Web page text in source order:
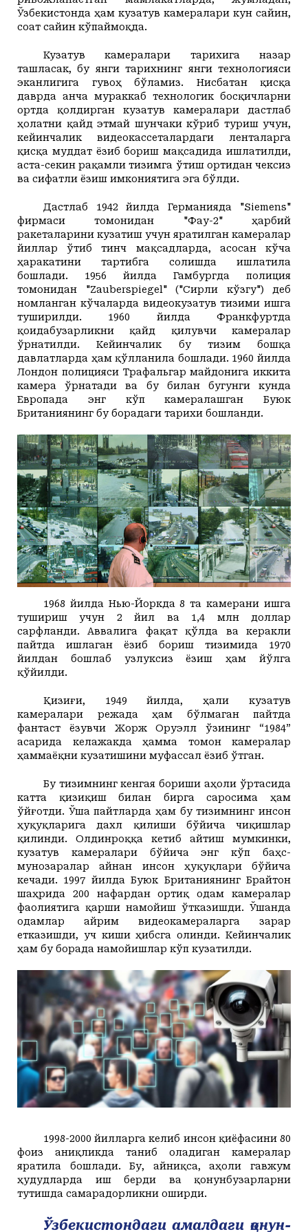
Ўзбекистонда ҳам кузатув камералари кун сайин,
соат сайин кўпаймоқда.
Кузатув камералари тарихига назар
ташласак, бу янги тарихнинг янги технологияси
эканлигига гувоҳ бўламиз. Нисбатан қисқа
даврда анча мураккаб технологик босқичларни
ортда қолдирган кузатув камералари дастлаб
ҳолатни қайд этмай шунчаки кўриб туриш учун,
кейинчалик видеокассеталардаги ленталарга
қисқа муддат ёзиб бориш мақсадида ишлатилди,
аста-секин рақамли тизимга ўтиш ортидан чексиз
ва сифатли ёзиш имкониятига эга бўлди.
Дастлаб 1942 йилда Германияда "Siemens"
фирмаси томонидан "Фау-2" ҳарбий
ракеталарини кузатиш учун яратилган камералар
йиллар ўтиб тинч мақсадларда, асосан кўча
ҳаракатини тартибга солишда ишлатила
бошлади. 1956 йилда Гамбургда полиция
томонидан "Zauberspiegel" ("Сирли кўзгу") деб
номланган кўчаларда видеокузатув тизими ишга
туширилди. 1960 йилда Франкфуртда
қоидабузарликни қайд қилувчи камералар
ўрнатилди. Кейинчалик бу тизим бошқа
давлатларда ҳам қўлланила бошлади. 1960 йилда
Лондон полицияси Трафальгар майдонига иккита
камера ўрнатади ва бу билан бугунги кунда
Европада энг кўп камералашган Буюк
Британиянинг бу борадаги тарихи бошланди.
1968 йилда Нью-Йоркда 8 та камерани ишга
тушириш учун 2 йил ва 1,4 млн доллар
сарфланди. Аввалига фақат қўлда ва керакли
пайтда ишлаган ёзиб бориш тизимида 1970
йилдан бошлаб узлуксиз ёзиш ҳам йўлга
қўйилди.
Қизиғи, 1949 йилда, ҳали кузатув
камералари режада ҳам бўлмаган пайтда
фантаст ёзувчи Жорж Оруэлл ўзининг “1984”
асарида келажакда ҳамма томон камералар
ҳаммаёқни кузатишини муфассал ёзиб ўтган.
Бу тизимнинг кенгая бориши аҳоли ўртасида
катта қизиқиш билан бирга саросима ҳам
ўйғотди. Ўша пайтларда ҳам бу тизимнинг инсон
ҳуқуқларига дахл қилиши бўйича чиқишлар
қилинди. Олдинроққа кетиб айтиш мумкинки,
кузатув камералари бўйича энг кўп баҳс-
мунозаралар айнан инсон ҳуқуқлари бўйича
кечади. 1997 йилда Буюк Британиянинг Брайтон
шаҳрида 200 нафардан ортиқ одам камералар
фаолиятига қарши намойиш ўтказишди. Ўшанда
одамлар айрим видеокамераларга зарар
етказишди, уч киши ҳибсга олинди. Кейинчалик
ҳам бу борада намойишлар кўп кузатилди.
1998-2000 йилларга келиб инсон қиёфасини 80
фоиз аниқликда таниб оладиган камералар
яратила бошлади. Бу, айниқса, аҳоли гавжум
ҳудудларда иш берди ва қонунбузарларни
тутишда самарадорликни оширди.
Ўзбекистондаги амалдаги қонун-